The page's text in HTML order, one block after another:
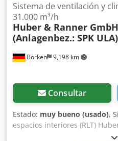
Borken 9,198 km
Sistema de ventilación y
31.000 m³/h
Huber & Ranner GmbH
(Anlagenbez.: SPK ULA)
Consultar
Estado: muy bueno (usado),
espacios interiores (RLT)
sistema de ventilación y